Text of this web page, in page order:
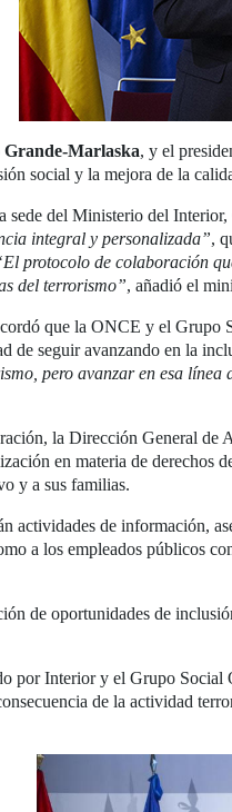
Grande-Marlaska, y el
social y la mejora de la
sede del Ministerio del
integral y personalizada”,
protocolo de colaboración
del terrorismo”, añadió el
que la ONCE y el Grupo
de seguir avanzando en la
pero avanzar en esa línea
la Dirección General
en materia de derechos
y a sus familias.
actividades de información,
a los empleados públicos
de oportunidades de
por Interior y el Grupo Social
de la actividad